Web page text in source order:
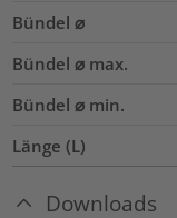
Bündel ⌀
Bündel ⌀ max.
Bündel ⌀ min.
Länge (L)
Downloads